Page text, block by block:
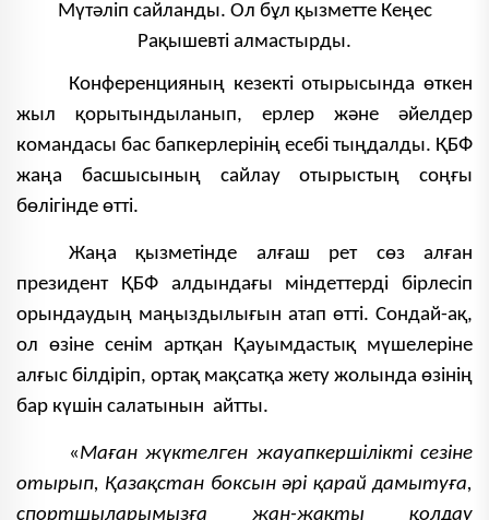
Мүтәліп сайланды. Ол бұл қызметте Кеңес
Рақышевті алмастырды.
Конференцияның кезекті отырысында өткен
жыл қорытындыланып, ерлер және әйелдер
командасы бас бапкерлерінің есебі тыңдалды. ҚБФ
жаңа басшысының сайлау отырыстың соңғы
бөлігінде өтті.
Жаңа қызметінде алғаш рет сөз алған
президент ҚБФ алдындағы міндеттерді бірлесіп
орындаудың маңыздылығын атап өтті. Сондай-ақ,
ол өзіне сенім артқан Қауымдастық мүшелеріне
алғыс білдіріп, ортақ мақсатқа жету жолында өзінің
бар күшін салатынын айтты.
«Маған жүктелген жауапкершілікті сезіне
отырып, Қазақстан боксын әрі қарай дамытуға,
спортшыларымызға жан-жақты қолдау